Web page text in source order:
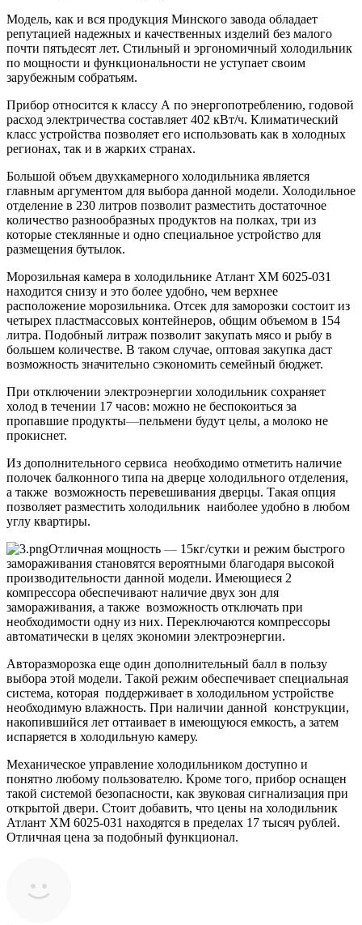
Модель, как и вся продукция Минского завода обладает
репутацией надежных и качественных изделий без малого
почти пятьдесят лет. Стильный и эргономичный холодильник
по мощности и функциональности не уступает своим
зарубежным собратьям.
Прибор относится к классу А по энергопотреблению, годовой
расход электричества составляет 402 кВт/ч. Климатический
класс устройства позволяет его использовать как в холодных
регионах, так и в жарких странах.
Большой объем двухкамерного холодильника является
главным аргументом для выбора данной модели. Холодильное
отделение в 230 литров позволит разместить достаточное
количество разнообразных продуктов на полках, три из
которые стеклянные и одно специальное устройство для
размещения бутылок.
Морозильная камера в холодильнике Атлант ХМ 6025-031
находится снизу и это более удобно, чем верхнее
расположение морозильника. Отсек для заморозки состоит из
четырех пластмассовых контейнеров, общим объемом в 154
литра. Подобный литраж позволит закупать мясо и рыбу в
большем количестве. В таком случае, оптовая закупка даст
возможность значительно сэкономить семейный бюджет.
При отключении электроэнергии холодильник сохраняет
холод в течении 17 часов: можно не беспокоиться за
пропавшие продукты—пельмени будут целы, а молоко не
прокиснет.
Из дополнительного сервиса необходимо отметить наличие
полочек балконного типа на дверце холодильного отделения,
а также возможность перевешивания дверцы. Такая опция
позволяет разместить холодильник наиболее удобно в любом
углу квартиры.
Отличная мощность — 15кг/сутки и режим быстрого
замораживания становятся вероятными благодаря высокой
производительности данной модели. Имеющиеся 2
компрессора обеспечивают наличие двух зон для
замораживания, а также возможность отключать при
необходимости одну из них. Переключаются компрессоры
автоматически в целях экономии электроэнергии.
Авторазморозка еще один дополнительный балл в пользу
выбора этой модели. Такой режим обеспечивает специальная
система, которая поддерживает в холодильном устройстве
необходимую влажность. При наличии данной конструкции,
накопившийся лет оттаивает в имеющуюся емкость, а затем
испаряется в холодильную камеру.
Механическое управление холодильником доступно и
понятно любому пользователю. Кроме того, прибор оснащен
такой системой безопасности, как звуковая сигнализация при
открытой двери. Стоит добавить, что цены на холодильник
Атлант ХМ 6025-031 находятся в пределах 17 тысяч рублей.
Отличная цена за подобный функционал.